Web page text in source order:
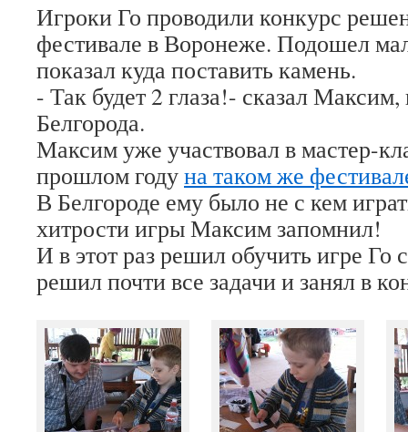
Игроки Го проводили конкурс
фестивале в Воронеже. Подошел
показал куда поставить камень.
- Так будет 2 глаза!- сказал Максим,
Белгорода.
Максим уже участвовал в мастер-
прошлом годуна таком же
В Белгороде ему было не с кем
хитрости игры Максим запомнил!
И в этот раз решил обучить игре Го
решил почти все задачи и занял в